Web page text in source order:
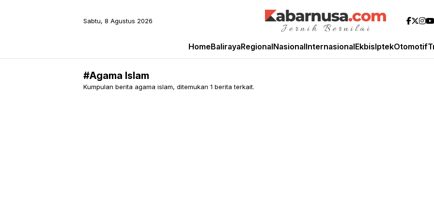
Sabtu, 8 Agustus 2026
HomeBalirayaRegionalNasionalInternasionalEkbisIptekOtomotif
#Agama Islam
Kumpulan berita agama islam, ditemukan 1 berita terkait.